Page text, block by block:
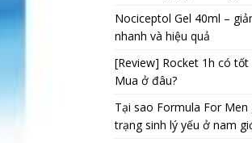
Nociceptol Gel 40ml –
nhanh và hiệu quả
[Review] Rocket 1h có tốt
Mua ở đâu?
Tại sao Formula For Men
trạng sinh lý yếu ở nam